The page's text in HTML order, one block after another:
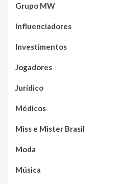
Grupo MW
Influenciadores
Investimentos
Jogadores
Jurídico
Médicos
Miss e Mister Brasil
Moda
Música